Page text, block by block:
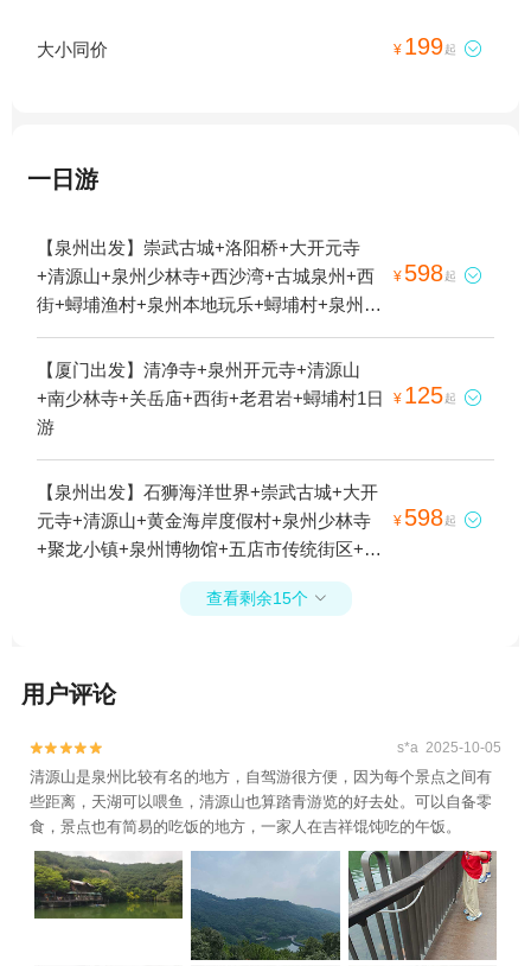
大小同价 ¥ 199起 
一日游
【泉州出发】崇武古城+洛阳桥+大开元寺
+清源山+泉州少林寺+西沙湾+古城泉州+西
街+蟳埔渔村+泉州本地玩乐+蟳埔村+泉州蟳
埔村簪花体验1日游
¥ 598起 
【厦门出发】清净寺+泉州开元寺+清源山
+南少林寺+关岳庙+西街+老君岩+蟳埔村1日
游
¥ 125起 
【泉州出发】石狮海洋世界+崇武古城+大开
元寺+清源山+黄金海岸度假村+泉州少林寺
+聚龙小镇+泉州博物馆+五店市传统街区+泉
州之眼摩天轮+永宁古镇+晋江梧林传统村落
景区+泉州本地玩乐1日游
¥ 598起 
查看剩余15个 
用户评论

 s*a 2025-10-05
清源山是泉州比较有名的地方，自驾游很方便，因为每个景点之间有
些距离，天湖可以喂鱼，清源山也算踏青游览的好去处。可以自备零
食，景点也有简易的吃饭的地方，一家人在吉祥馄饨吃的午饭。